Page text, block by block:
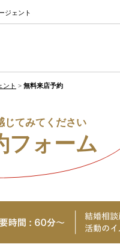
ジェント
ント > 無料来店予約
じてみてください
フォーム